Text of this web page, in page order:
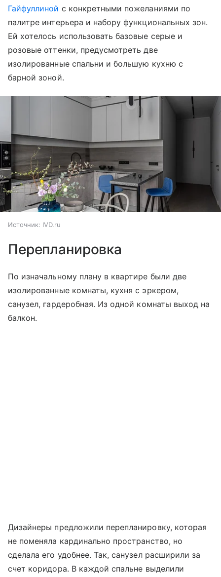
Гайфуллиной с конкретными пожеланиями по
палитре интерьера и набору функциональных зон.
Ей хотелось использовать базовые серые и
розовые оттенки, предусмотреть две
изолированные спальни и большую кухню с
барной зоной.
Источник: IVD.ru
Перепланировка
По изначальному плану в квартире были две
изолированные комнаты, кухня с эркером,
санузел, гардеробная. Из одной комнаты выход на
балкон.
Дизайнеры предложили перепланировку, которая
не поменяла кардинально пространство, но
сделала его удобнее. Так, санузел расширили за
счет коридора. В каждой спальне выделили